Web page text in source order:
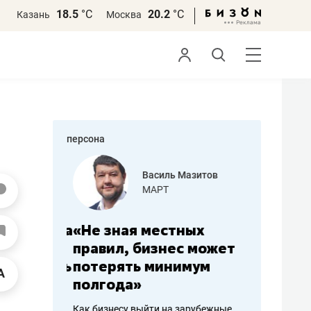
Казань 18.5 °С Москва 20.2 °С
персона
работа
Василь Мазитов
МАРТ
«Не зная местных
правил, бизнес может
потерять минимум
полгода»